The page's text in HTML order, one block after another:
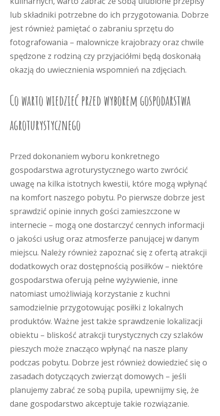
lub składniki potrzebne do ich przygotowania. Dobrze
jest również pamiętać o zabraniu sprzętu do
fotografowania – malownicze krajobrazy oraz chwile
spędzone z rodziną czy przyjaciółmi będą doskonałą
okazją do uwiecznienia wspomnień na zdjęciach.
Co warto wiedzieć przed wyborem gospodarstwa
agroturystycznego
Przed dokonaniem wyboru konkretnego
gospodarstwa agroturystycznego warto zwrócić
uwagę na kilka istotnych kwestii, które mogą wpłynąć
na komfort naszego pobytu. Po pierwsze dobrze jest
sprawdzić opinie innych gości zamieszczone w
internecie – mogą one dostarczyć cennych informacji
o jakości usług oraz atmosferze panującej w danym
miejscu. Należy również zapoznać się z ofertą atrakcji
dodatkowych oraz dostępnością posiłków – niektóre
gospodarstwa oferują pełne wyżywienie, inne
natomiast umożliwiają korzystanie z kuchni
samodzielnie przygotowując posiłki z lokalnych
produktów. Ważne jest także sprawdzenie lokalizacji
obiektu – bliskość atrakcji turystycznych czy szlaków
pieszych może znacząco wpłynąć na nasze plany
podczas pobytu. Dobrze jest również dowiedzieć się o
zasadach dotyczących zwierząt domowych – jeśli
planujemy zabrać ze sobą pupila, upewnijmy się, że
dane gospodarstwo akceptuje takie rozwiązanie.